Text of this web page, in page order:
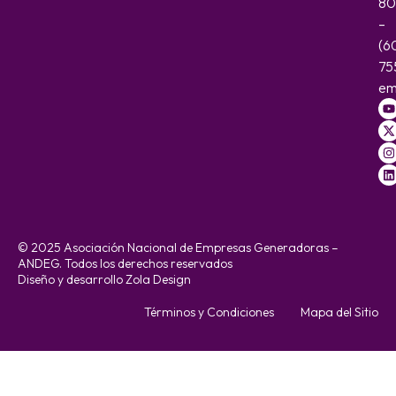
–
© 2025 Asociación Nacional de Empresas Generadoras –
ANDEG. Todos los derechos reservados
Diseño y desarrollo Zola Design
Términos y Condiciones Mapa del Sitio